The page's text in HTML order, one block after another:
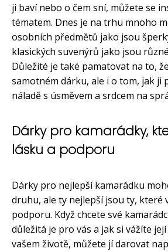
ji baví nebo o čem sní, můžete se
tématem. Dnes je na trhu mnoho
osobních předmětů jako jsou
klasických suvenýrů jako jsou
Důležité je také pamatovat na to,
samotném dárku, ale i o tom, jak ji
náladě s úsměvem a srdcem na
Dárky pro kamarádky,
lásku a podporu
Dárky pro nejlepší kamarádku
druhu, ale ty nejlepší jsou ty, které
podporu. Když chcete své
důležitá je pro vás a jak si vážíte
vašem životě, můžete jí darovat